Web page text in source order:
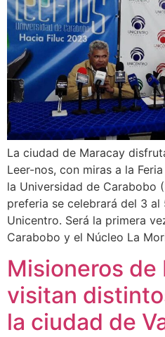
La ciudad de Maracay
Leer-nos, con miras a la
la Universidad de Carabobo
preferia se celebrará del 3 al
Unicentro. Será la primera
Carabobo y el Núcleo La
Misioneros de
visitan
la ciudad de